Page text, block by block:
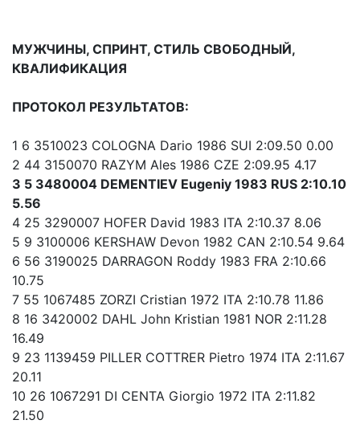
МУЖЧИНЫ, СПРИНТ, СТИЛЬ СВОБОДНЫЙ,
КВАЛИФИКАЦИЯ
ПРОТОКОЛ РЕЗУЛЬТАТОВ:
1 6 3510023 COLOGNA Dario 1986 SUI 2:09.50 0.00
2 44 3150070 RAZYM Ales 1986 CZE 2:09.95 4.17
3 5 3480004 DEMENTIEV Eugeniy 1983 RUS 2:10.10
5.56
4 25 3290007 HOFER David 1983 ITA 2:10.37 8.06
5 9 3100006 KERSHAW Devon 1982 CAN 2:10.54 9.64
6 56 3190025 DARRAGON Roddy 1983 FRA 2:10.66
10.75
7 55 1067485 ZORZI Cristian 1972 ITA 2:10.78 11.86
8 16 3420002 DAHL John Kristian 1981 NOR 2:11.28
16.49
9 23 1139459 PILLER COTTRER Pietro 1974 ITA 2:11.67
20.11
10 26 1067291 DI CENTA Giorgio 1972 ITA 2:11.82
21.50